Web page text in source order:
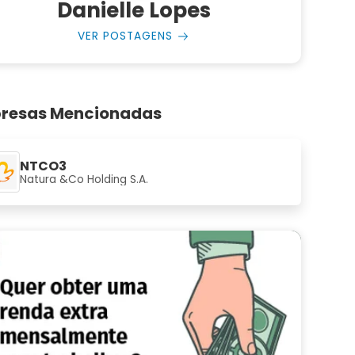
Danielle Lopes
VER POSTAGENS
Mencionadas
NTCO3
Natura &Co Holding S.A.